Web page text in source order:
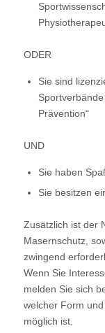
ODER
Sie sind
Prävention“
UND
Sie haben
Sie besitzen
Zusätzlich ist der
Masernschutz,
zwingend
Wenn Sie
melden Sie sich
welcher Form
möglich ist.